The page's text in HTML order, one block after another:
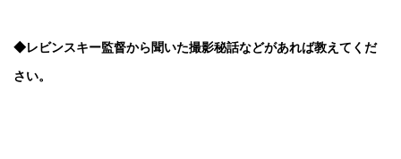
◆レビンスキー監督から聞いた撮影秘話などがあれば教えてくだ
さい。